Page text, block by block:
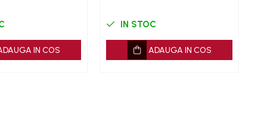
IN COS
IN STOC
ADAUGA IN COS